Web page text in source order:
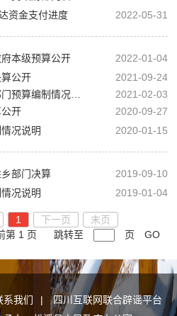
资金支付进度
2022-05-31
本级预算公开
2022-01-04
公开
2021-09-24
2021-02-03
开
2020-09-27
况说明
2020-01-15
部门决算
2019-09-10
况说明
2019-01-04
1 下一页
末页
第 1 页 跳转至 页 GO
系我们 |
四川互联网联合辟谣平台